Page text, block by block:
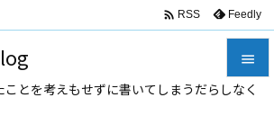
とを考えもせずに書いてしまうだらしなく


 RSS Feedly